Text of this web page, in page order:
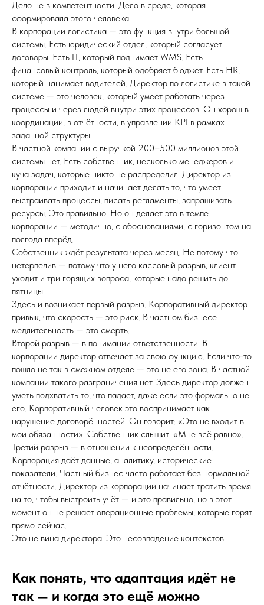
Дело не в компетентности. Дело в среде, которая
сформировала этого человека.
В корпорации логистика — это функция внутри большой
системы. Есть юридический отдел, который согласует
договоры. Есть IT, который поднимает WMS. Есть
финансовый контроль, который одобряет бюджет. Есть HR,
который нанимает водителей. Директор по логистике в такой
системе — это человек, который умеет работать через
процессы и через людей внутри этих процессов. Он хорош в
координации, в отчётности, в управлении KPI в рамках
заданной структуры.
В частной компании с выручкой 200–500 миллионов этой
системы нет. Есть собственник, несколько менеджеров и
куча задач, которые никто не распределил. Директор из
корпорации приходит и начинает делать то, что умеет:
выстраивать процессы, писать регламенты, запрашивать
ресурсы. Это правильно. Но он делает это в темпе
корпорации — методично, с обоснованиями, с горизонтом на
полгода вперёд.
Собственник ждёт результата через месяц. Не потому что
нетерпелив — потому что у него кассовый разрыв, клиент
уходит и три горящих вопроса, которые надо решить до
пятницы.
Здесь и возникает первый разрыв. Корпоративный директор
привык, что скорость — это риск. В частном бизнесе
медлительность — это смерть.
Второй разрыв — в понимании ответственности. В
корпорации директор отвечает за свою функцию. Если что-то
пошло не так в смежном отделе — это не его зона. В частной
компании такого разграничения нет. Здесь директор должен
уметь подхватить то, что падает, даже если это формально не
его. Корпоративный человек это воспринимает как
нарушение договорённостей. Он говорит: «Это не входит в
мои обязанности». Собственник слышит: «Мне всё равно».
Третий разрыв — в отношении к неопределённости.
Корпорация даёт данные, аналитику, исторические
показатели. Частный бизнес часто работает без нормальной
отчётности. Директор из корпорации начинает тратить время
на то, чтобы выстроить учёт — и это правильно, но в этот
момент он не решает операционные проблемы, которые горят
прямо сейчас.
Это не вина директора. Это несовпадение контекстов.
Как понять, что адаптация идёт не
так — и когда это ещё можно